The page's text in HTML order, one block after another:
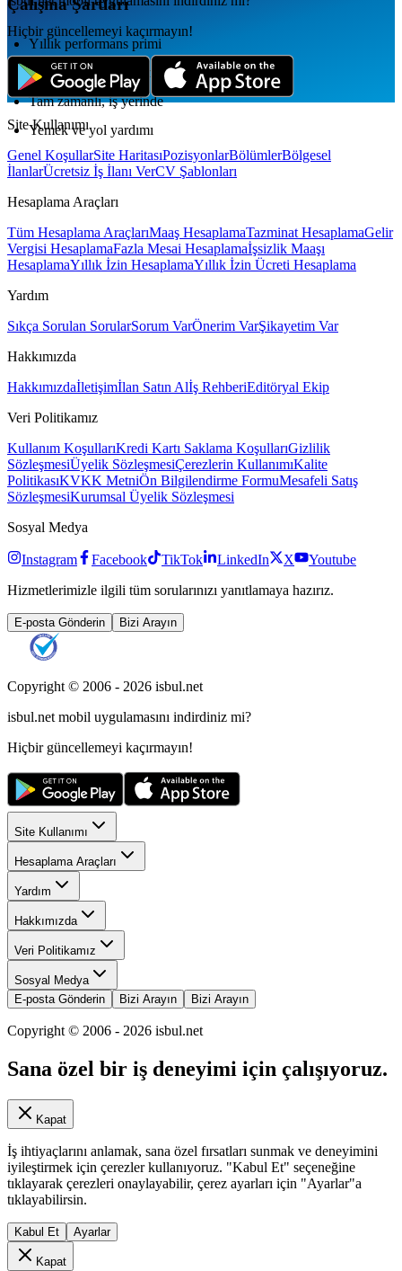
Çalışma Şartları
Yıllık performans primi
Sürekli mesleki eğitim
Tam zamanlı, iş yerinde
Yemek ve yol yardımı
Hiçbir güncellemeyi kaçırmayın!
Site Kullanımı
Genel KoşullarSite HaritasıPozisyonlarBölümlerBölgesel
İlanlarÜcretsiz İş İlanı VerCV Şablonları
Hesaplama Araçları
Tüm Hesaplama AraçlarıMaaş HesaplamaTazminat HesaplamaGelir
Vergisi HesaplamaFazla Mesai Hesaplamaİşsizlik Maaşı
HesaplamaYıllık İzin HesaplamaYıllık İzin Ücreti Hesaplama
Yardım
Sıkça Sorulan SorularSorum VarÖnerim VarŞikayetim Var
Hakkımızda
Hakkımızdaİletişimİlan Satın Alİş RehberiEditöryal Ekip
Veri Politikamız
Kullanım KoşullarıKredi Kartı Saklama KoşullarıGizlilik
SözleşmesiÜyelik SözleşmesiÇerezlerin KullanımıKalite
PolitikasıKVKK MetniÖn Bilgilendirme FormuMesafeli Satış
SözleşmesiKurumsal Üyelik Sözleşmesi
Sosyal Medya
Instagram Facebook TikTok LinkedIn X
Youtube
Hizmetlerimizle ilgili tüm sorularınızı yanıtlamaya hazırız.
E-posta Gönderin Bizi Arayın
Copyright © 2006 - 2026 isbul.net
isbul.net mobil uygulamasını indirdiniz mi?
Hiçbir güncellemeyi kaçırmayın!
Site Kullanımı
Hesaplama Araçları
Yardım
Hakkımızda
Veri Politikamız
Sosyal Medya
E-posta Gönderin
Bizi Arayın Bizi Arayın
Copyright © 2006 - 2026 isbul.net
Sana özel bir iş deneyimi için çalışıyoruz.
Kapat
İş ihtiyaçlarını anlamak, sana özel fırsatları sunmak ve deneyimini
iyileştirmek için çerezler kullanıyoruz. "Kabul Et" seçeneğine
tıklayarak çerezleri onaylayabilir, çerez ayarları için "Ayarlar"a
tıklayabilirsin.
Kabul Et Ayarlar
Kapat